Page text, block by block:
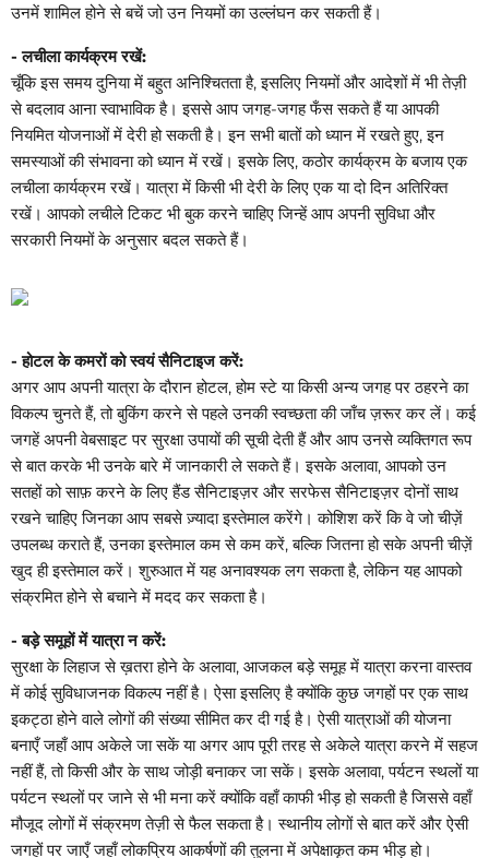
उनमें शामिल होने से बचें जो उन नियमों का उल्लंघन कर सकती हैं।
- लचीला कार्यक्रम रखें:
चूँकि इस समय दुनिया में बहुत अनिश्चितता है, इसलिए नियमों और आदेशों में भी तेज़ी
से बदलाव आना स्वाभाविक है। इससे आप जगह-जगह फँस सकते हैं या आपकी
नियमित योजनाओं में देरी हो सकती है। इन सभी बातों को ध्यान में रखते हुए, इन
समस्याओं की संभावना को ध्यान में रखें। इसके लिए, कठोर कार्यक्रम के बजाय एक
लचीला कार्यक्रम रखें। यात्रा में किसी भी देरी के लिए एक या दो दिन अतिरिक्त
रखें। आपको लचीले टिकट भी बुक करने चाहिए जिन्हें आप अपनी सुविधा और
सरकारी नियमों के अनुसार बदल सकते हैं।
- होटल के कमरों को स्वयं सैनिटाइज करें:
अगर आप अपनी यात्रा के दौरान होटल, होम स्टे या किसी अन्य जगह पर ठहरने का
विकल्प चुनते हैं, तो बुकिंग करने से पहले उनकी स्वच्छता की जाँच ज़रूर कर लें। कई
जगहें अपनी वेबसाइट पर सुरक्षा उपायों की सूची देती हैं और आप उनसे व्यक्तिगत रूप
से बात करके भी उनके बारे में जानकारी ले सकते हैं। इसके अलावा, आपको उन
सतहों को साफ़ करने के लिएहैंड सैनिटाइज़र औरसरफेस सैनिटाइज़रदोनों साथ
रखने चाहिए जिनका आप सबसे ज़्यादा इस्तेमाल करेंगे। कोशिश करें कि वे जो चीज़ें
उपलब्ध कराते हैं, उनका इस्तेमाल कम से कम करें, बल्कि जितना हो सके अपनी चीज़ें
खुद ही इस्तेमाल करें। शुरुआत में यह अनावश्यक लग सकता है, लेकिन यह आपको
संक्रमित होने से बचाने में मदद कर सकता है।
- बड़े समूहों में यात्रा न करें:
सुरक्षा के लिहाज से ख़तरा होने के अलावा, आजकल बड़े समूह में यात्रा करना वास्तव
में कोई सुविधाजनक विकल्प नहीं है। ऐसा इसलिए है क्योंकि कुछ जगहों पर एक साथ
इकट्ठा होने वाले लोगों की संख्या सीमित कर दी गई है। ऐसी यात्राओं की योजना
बनाएँ जहाँ आप अकेले जा सकें या अगर आप पूरी तरह से अकेले यात्रा करने में सहज
नहीं हैं, तो किसी और के साथ जोड़ी बनाकर जा सकें। इसके अलावा, पर्यटन स्थलों या
पर्यटन स्थलों पर जाने से भी मना करें क्योंकि वहाँ काफी भीड़ हो सकती है जिससे वहाँ
मौजूद लोगों में संक्रमण तेज़ी से फैल सकता है। स्थानीय लोगों से बात करें और ऐसी
जगहों पर जाएँ जहाँ लोकप्रिय आकर्षणों की तुलना में अपेक्षाकृत कम भीड़ हो।